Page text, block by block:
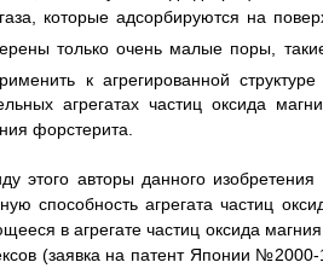
которые адсорбируются на
только очень малые поры,
к агрегированной
агрегатах частиц оксида
форстерита.
этого авторы данного
способность агрегата частиц
в агрегате частиц оксида
(заявка на патент Японии